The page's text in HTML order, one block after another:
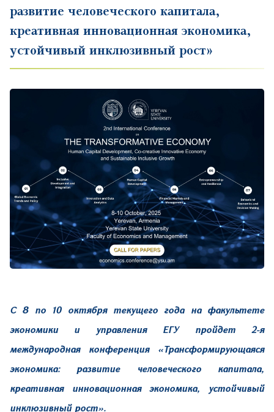
развитие человеческого капитала,
креативная инновационная экономика,
устойчивый инклюзивный рост»
С 8 по 10 октября текущего года на факультете
экономики и управления ЕГУ пройдет 2-я
международная конференция «Трансформирующаяся
экономика: развитие человеческого капитала,
креативная инновационная экономика, устойчивый
инклюзивный рост».